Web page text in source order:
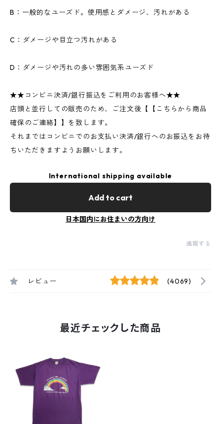
B：一般的なユーズド。使用感とダメージ、汚れがある
C：ダメージや目立つ汚れがある
D：ダメージや汚れの多い雰囲気系ユーズド
★★コンビニ決済/銀行振込をご利用のお客様へ★★
店頭と並行しての販売のため、ご注文後【【こちらから商品
確保のご連絡】】を致します。
それまではコンビニでのお支払い決済/銀行へのお振込をお待
ちいただきますようお願いします。
International shipping available
Add to cart
日本国内にお住まいの方向け
通報する
レビュー (4069)
最近チェックした商品